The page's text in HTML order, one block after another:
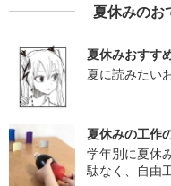
夏休みのお
夏休みおすす
夏に読みたい
夏休みの工作
学年別に夏休
駄なく、自由